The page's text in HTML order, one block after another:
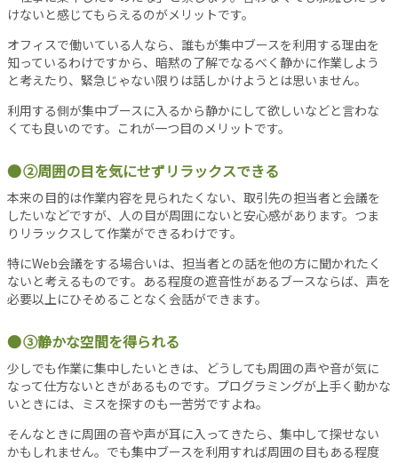
投
稿
記
事
着
記
注
目
記
事
人
気
記
お
す
す
め
記
事
けないと感じてもらえるのがメリットです。
オフィスで働いている人なら、誰もが集中ブースを利用する理由を
知っているわけですから、暗黙の了解でなるべく静かに作業しよう
と考えたり、緊急じゃない限りは話しかけようとは思いません。
利用する側が集中ブースに入るから静かにして欲しいなどと言わな
くても良いのです。これが一つ目のメリットです。
②周囲の目を気にせずリラックスできる
本来の目的は作業内容を見られたくない、取引先の担当者と会議を
したいなどですが、人の目が周囲にないと安心感があります。つま
りリラックスして作業ができるわけです。
特にWeb会議をする場合いは、担当者との話を他の方に聞かれたく
ないと考えるものです。ある程度の遮音性があるブースならば、声を
必要以上にひそめることなく会話ができます。
③静かな空間を得られる
少しでも作業に集中したいときは、どうしても周囲の声や音が気に
なって仕方ないときがあるものです。プログラミングが上手く動かな
いときには、ミスを探すのも一苦労ですよね。
そんなときに周囲の音や声が耳に入ってきたら、集中して探せない
かもしれません。でも集中ブースを利用すれば周囲の目もある程度